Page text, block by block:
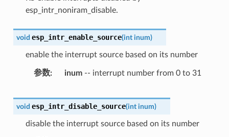
esp_intr_noniram_disable.
void esp_intr_enable_source(int inum)
enable the interrupt source based on its number
参数 inum-- interrupt number from 0 to 31
void esp_intr_disable_source(int inum)
disable the interrupt source based on its number